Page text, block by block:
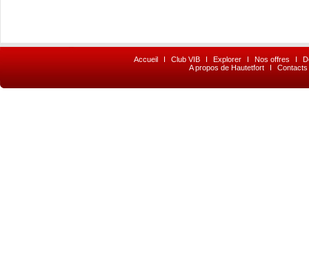
Accueil I Club VIB I Explorer I Nos offres I
A propos de Hautetfort
I Contacts